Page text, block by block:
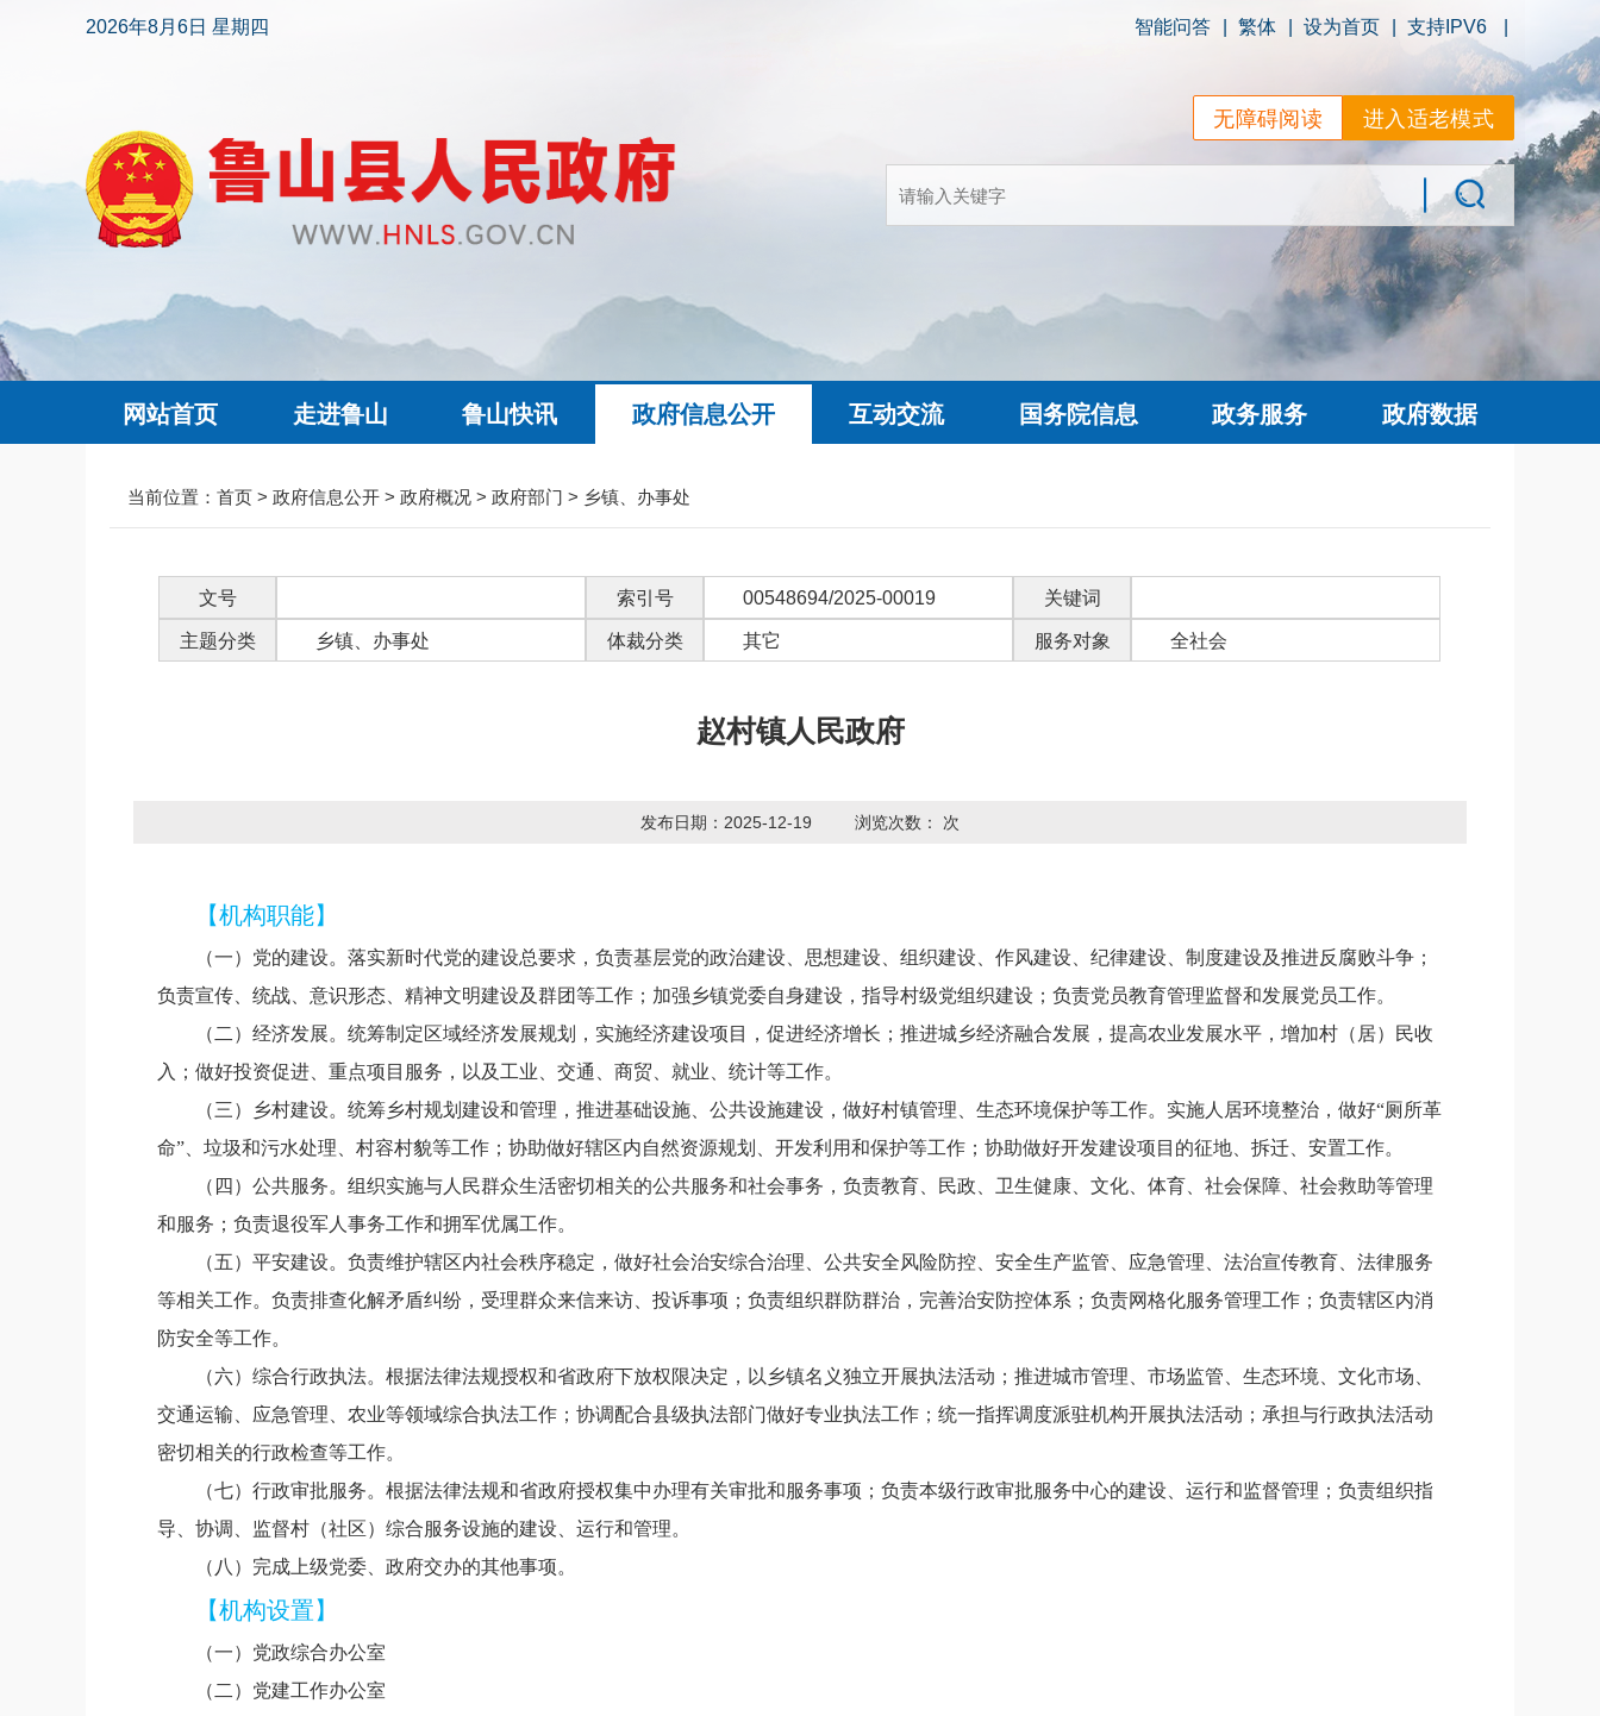
2026年8月6日 星期四 智能问答 繁体 设为首页 支持IPV6
进入适老模式
无障碍阅读
网站首页 走进鲁山 鲁山快讯 政府信息公开 互动交流 国务院信息 政务服务 政府数据
当前位置： 首页 > 政府信息公开 > 政府概况 > 政府部门 > 乡镇、办事处
文号 索引号 00548694/2025-00019 关键词
主题分类 乡镇、办事处 体裁分类 其它 服务对象 全社会
赵村镇人民政府
发布日期：2025-12-19 浏览次数： 次
【机构职能】
（一）党的建设。落实新时代党的建设总要求，负责基层党的政治建设、思想建设、组织建设、作风建设、纪律建设、制度建设及推进反腐败斗争；
负责宣传、统战、意识形态、精神文明建设及群团等工作；加强乡镇党委自身建设，指导村级党组织建设；负责党员教育管理监督和发展党员工作。
（二）经济发展。统筹制定区域经济发展规划，实施经济建设项目，促进经济增长；推进城乡经济融合发展，提高农业发展水平，增加村（居）民收
入；做好投资促进、重点项目服务，以及工业、交通、商贸、就业、统计等工作。
（三）乡村建设。统筹乡村规划建设和管理，推进基础设施、公共设施建设，做好村镇管理、生态环境保护等工作。实施人居环境整治，做好“厕所革
命”、垃圾和污水处理、村容村貌等工作；协助做好辖区内自然资源规划、开发利用和保护等工作；协助做好开发建设项目的征地、拆迁、安置工作。
（四）公共服务。组织实施与人民群众生活密切相关的公共服务和社会事务，负责教育、民政、卫生健康、文化、体育、社会保障、社会救助等管理
和服务；负责退役军人事务工作和拥军优属工作。
（五）平安建设。负责维护辖区内社会秩序稳定，做好社会治安综合治理、公共安全风险防控、安全生产监管、应急管理、法治宣传教育、法律服务
等相关工作。负责排查化解矛盾纠纷，受理群众来信来访、投诉事项；负责组织群防群治，完善治安防控体系；负责网格化服务管理工作；负责辖区内消
防安全等工作。
（六）综合行政执法。根据法律法规授权和省政府下放权限决定，以乡镇名义独立开展执法活动；推进城市管理、市场监管、生态环境、文化市场、
交通运输、应急管理、农业等领域综合执法工作；协调配合县级执法部门做好专业执法工作；统一指挥调度派驻机构开展执法活动；承担与行政执法活动
密切相关的行政检查等工作。
（七）行政审批服务。根据法律法规和省政府授权集中办理有关审批和服务事项；负责本级行政审批服务中心的建设、运行和监督管理；负责组织指
导、协调、监督村（社区）综合服务设施的建设、运行和管理。
（八）完成上级党委、政府交办的其他事项。
【机构设置】
（一）党政综合办公室
（二）党建工作办公室